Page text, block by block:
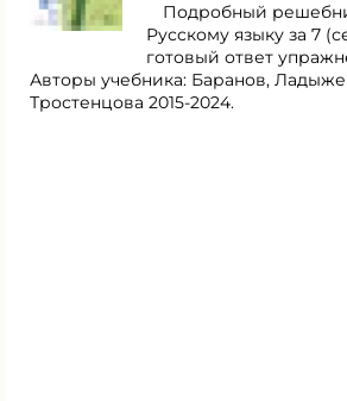
Подробный
Русскому языку за 7
готовый ответ
Авторы учебника: Баранов,
Тростенцова 2015-2024.